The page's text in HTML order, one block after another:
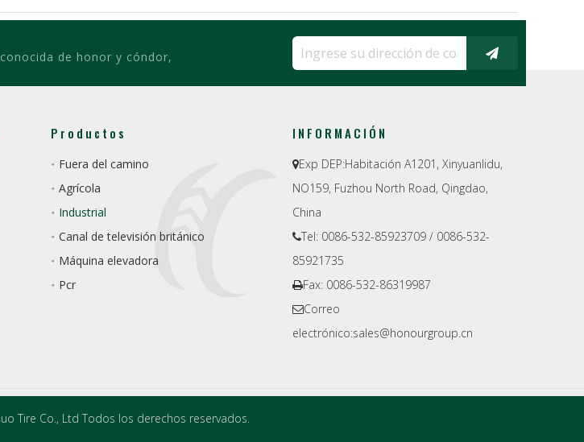
de honor y cóndor,
Productos
Fuera del camino
Agrícola
Industrial
Canal de televisión británico
Máquina elevadora
Pcr
INFORMACIÓN
Exp DEP:Habitación A1201, Xinyuanlidu,
NO159, Fuzhou North Road, Qingdao,
China
Tel: 0086-532-85923709 / 0086-532-
85921735
Fax: 0086-532-86319987
Correo
electrónico:sales@honourgroup.cn
Tire Co., Ltd Todos los derechos reservados.